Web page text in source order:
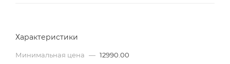
Характеристики
Минимальная цена — 12990.00